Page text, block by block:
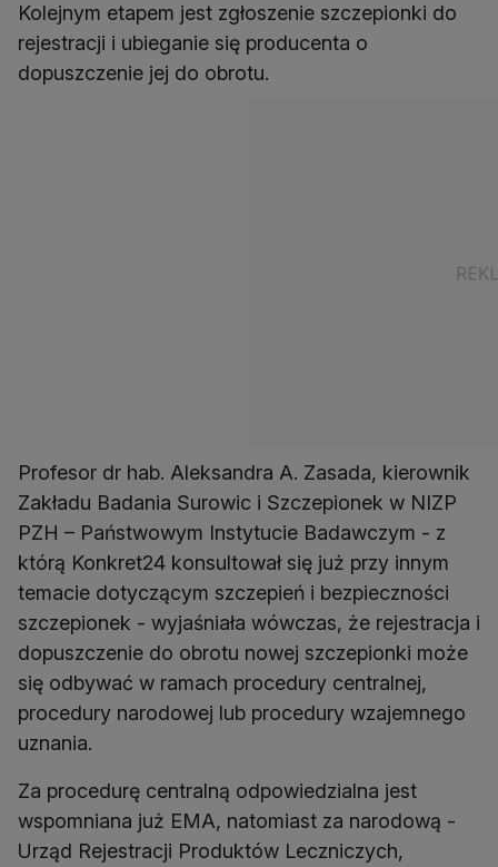
Kolejnym etapem jest zgłoszenie szczepionki do
rejestracji i ubieganie się producenta o
dopuszczenie jej do obrotu.
Profesor dr hab. Aleksandra A. Zasada, kierownik
Zakładu Badania Surowic i Szczepionek w NIZP
PZH – Państwowym Instytucie Badawczym - z
którą Konkret24 konsultował się już przy innym
temacie dotyczącym szczepień i bezpieczności
szczepionek - wyjaśniała wówczas, że rejestracja i
dopuszczenie do obrotu nowej szczepionki może
się odbywać w ramach procedury centralnej,
procedury narodowej lub procedury wzajemnego
uznania.
Za procedurę centralną odpowiedzialna jest
wspomniana już EMA, natomiast za narodową -
Urząd Rejestracji Produktów Leczniczych,